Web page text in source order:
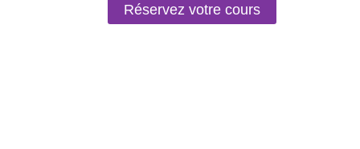
Réservez votre cours